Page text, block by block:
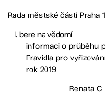
Rada městské části Praha
bere na vědomí
informaci o průběhu
Pravidla pro
rok 2019
Renata C